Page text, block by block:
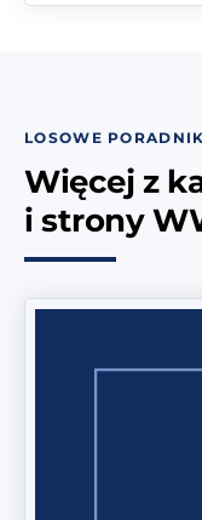
LOSOWE
Więcej z
i strony